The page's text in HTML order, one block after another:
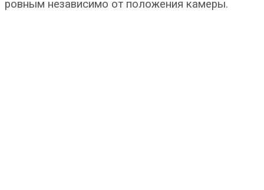
ровным независимо от положения камеры.